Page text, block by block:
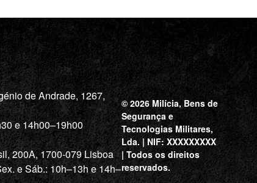
de Andrade, 1267,
e 14h00–19h00
200A, 1700-079 Lisboa
e Sáb.: 10h–13h e 14h–
© 2026 Milícia, Bens de
Segurança e
Tecnologias Militares,
Lda. | NIF: XXXXXXXXX
| Todos os direitos
reservados.